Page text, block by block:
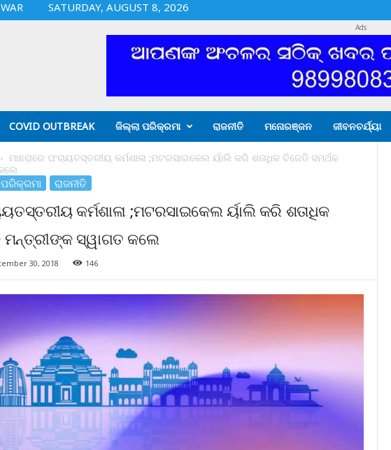
SATURDAY, AUGUST 8, 2026
Ads
COVID OUTBREAK ଜିଲ୍ଲା ପରିକ୍ରମା ରାଜନୀତି ମନୋରଞ୍ଜନ ଜୀବନଚର୍ଯ୍ୟା
ମାଛରାରେ ପଂଚାୟତସ୍ତରୀୟ କର୍ମଶାଳା ;ମଟରସାଇକେଲ ର୍ୟାଲି କରି ଶତାଧିକ ବିଜେଡି ସମର୍ଥକ
ରାଜନୀତି
କର୍ମଶାଳା ;ମଟରସାଇକେଲ ର୍ୟାଲି କରି ଶତାଧିକ
ମନ୍ତ୍ରୀଙ୍କ ସ୍ୱାଗତ କଲେ
30, 2018 146